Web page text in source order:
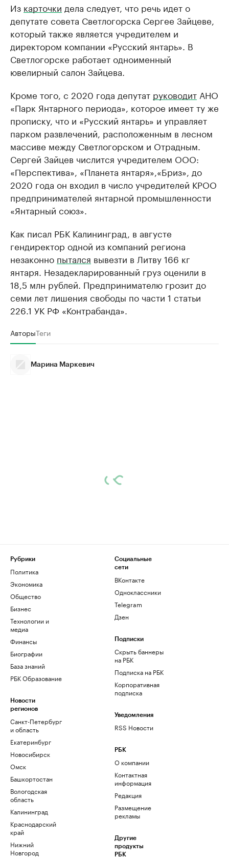
Из карточки дела следует, что речь идет о
депутате совета Светлогорска Сергее Зайцеве,
который также является учредителем и
директором компании «Русский янтарь». В
Светлогорске работает одноименный
ювелирный салон Зайцева.
Кроме того, с 2020 года депутат руководит АНО
«Парк Янтарного периода», которое имеет ту же
прописку, что и «Русский янтарь» и управляет
парком развлечений, расположенным в лесном
массиве между Светлогорском и Отрадным.
Сергей Зайцев числится учредителем ООО:
«Перспектива», «Планета янтаря»,«Бриз», до
2020 года он входил в число учредителей КРОО
предпринимателей янтарной промышленности
«Янтарный союз».
Как писал РБК Калининград, в августе
гендиректор одной из компаний региона
незаконно пытался вывезти в Литву 166 кг
янтаря. Незадекларированный груз оценили в
18,5 млн рублей. Предпринимателю грозит до
семи лет лишения свободы по части 1 статьи
226.1 УК РФ «Контрабанда».
АвторыТеги
Марина Маркевич
Рубрики
Политика
Экономика
Общество
Бизнес
Технологии и
медиа
Финансы
Биографии
База знаний
РБК Образование
Новости
регионов
Санкт-Петербург
и область
Екатеринбург
Новосибирск
Омск
Башкортостан
Вологодская
область
Калининград
Краснодарский
край
Нижний
Новгород
Социальные
сети
ВКонтакте
Одноклассники
Telegram
Дзен
Подписки
Скрыть баннеры
на РБК
Подписка на РБК
Корпоративная
подписка
Уведомления
RSS Новости
РБК
О компании
Контактная
информация
Редакция
Размещение
рекламы
Другие
продукты
РБК